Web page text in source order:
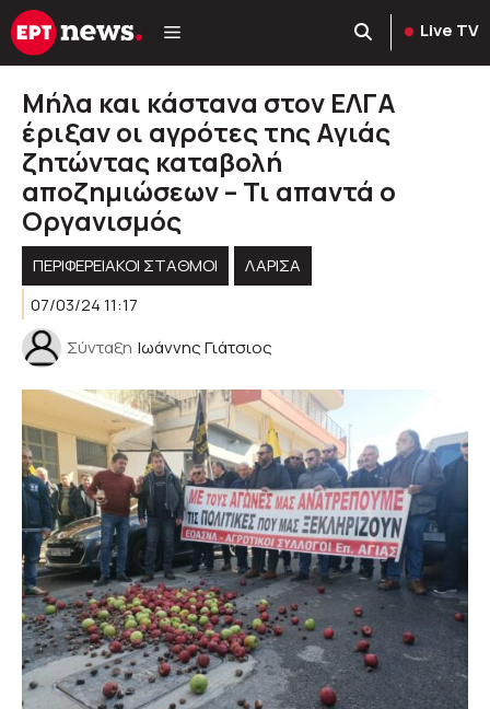
Μετάβαση
σε
Live TV
Μήλα και κάστανα στον ΕΛΓΑ
έριξαν οι αγρότες της Αγιάς
ζητώντας καταβολή
αποζημιώσεων – Τι απαντά ο
Οργανισμός
ΠΕΡΙΦΕΡΕΙΑΚΟΊ ΣΤΑΘΜΟΊ
ΛΑΡΙΣΑ
07/03/24 11:17
Σύνταξη Ιωάννης Γιάτσιος